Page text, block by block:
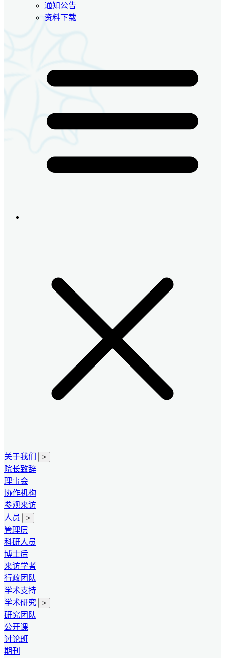
通知公告
资料下载
关于我们 >
院长致辞
理事会
协作机构
参观来访
人员
>
管理层
科研人员
博士后
来访学者
行政团队
学术支持
学术研究
>
研究团队
公开课
讨论班
期刊